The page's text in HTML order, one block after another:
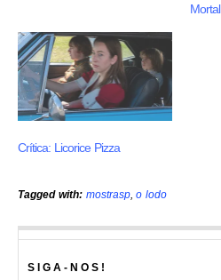
Mortal
Crítica: Licorice Pizza
Tagged with: mostrasp,o lodo
SIGA-NOS!